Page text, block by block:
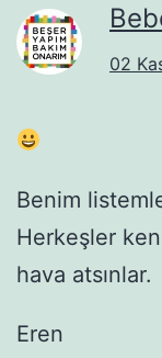
02
Benim
Herkeşler
hava atsınlar.
Eren